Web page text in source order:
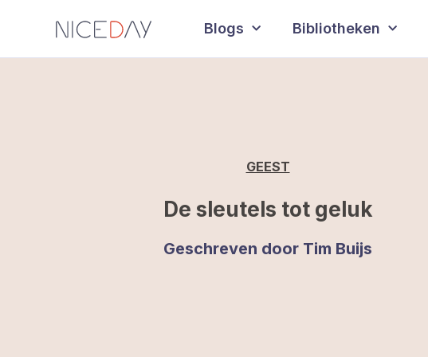
Blogs Bibliotheken
GEEST
De sleutels tot geluk
Geschreven door Tim Buijs